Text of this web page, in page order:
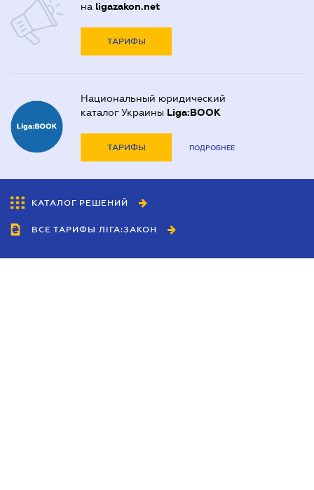
на ligazakon.net
ТАРИФЫ
Национальный юридический
каталог Украины Liga:BOOK
ТАРИФЫ ПОДРОБНЕЕ
КАТАЛОГ РЕШЕНИЙ
ВСЕ ТАРИФЫ ЛІГА:ЗАКОН